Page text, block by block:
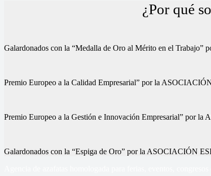
¿Por qué
Galardonados con la “Medalla de Oro al Mérito en el
Premio Europeo a la Calidad Empresarial” por la
Premio Europeo a la Gestión e Innovación Empresarial”
Galardonados con la “Espiga de Oro” por la ASOCIACIÓN